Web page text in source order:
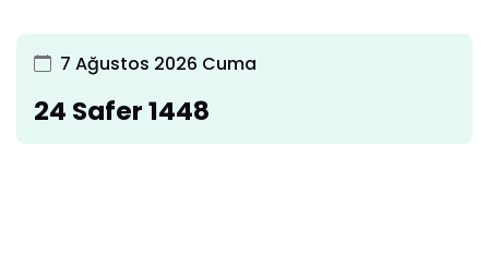
7 Ağustos 2026 Cuma
24 Safer 1448